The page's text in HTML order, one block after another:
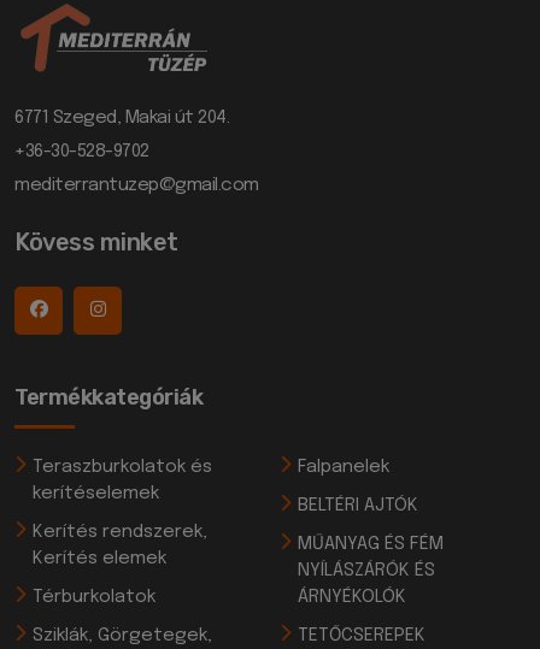
6771 Szeged, Makai út 204.
+36-30-528-9702
mediterrantuzep@gmail.com
Kövess minket
Termékkategóriák
Teraszburkolatok és
kerítéselemek
Kerítés rendszerek,
Kerítés elemek
Térburkolatok
Sziklák, Görgetegek,
Falpanelek
BELTÉRI AJTÓK
MŰANYAG ÉS FÉM
NYÍLÁSZÁRÓK ÉS
ÁRNYÉKOLÓK
TETŐCSEREPEK